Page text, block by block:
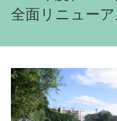
全面リニュー